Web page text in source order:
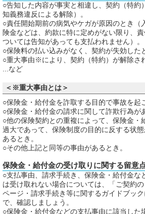
○告知した内容が事実と相違し、契約（特約
知義務違反による解除）。
○責任開始期前の病気やケガが原因のとき（
険金などは、約款に特に定めがない限り、
ついては告知があっても支払われません）。
○保険料の払い込みがなく、契約が失効した
○重大事由※により、契約（特約）が解除さ
...など
＜※重大事由とは＞
○保険金・給付金を詐取する目的で事故を起
○保険金・給付金の請求に関して詐欺行為が
○他の保険契約との重複によって、保険金・
過大であって、保険制度の目的に反する状
あるとき。
○その他上記と同等の事由があるとき。
保険金・給付金の受け取りに関する留意
○支払事由、請求手続き、保険金・給付金な
は受け取れない場合については、「ご契約
ページ・請求手続き等に関するガイドブッ
で、確認しましょう。
○保険金・給付金などの支払事由に該当した